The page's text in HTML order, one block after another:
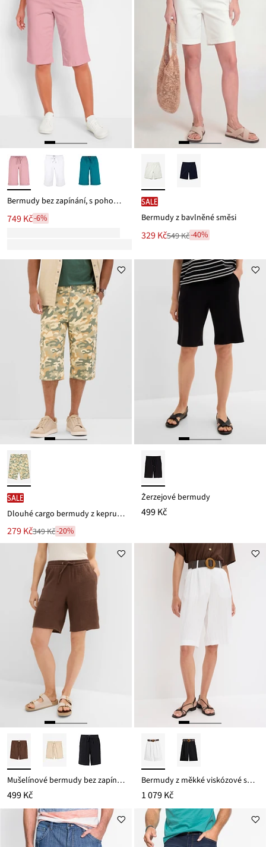
Bermudy bez zapínání, s pohodlným pasem, z bavlněné směsi
749 Kč-6%
SALE
Bermudy z bavlněné směsi
Nová
329 Kč
Zlevněno
ceny
549 Kč-40%
SALE
Dlouhé cargo bermudy z kepru, Loose Fit
Nová
cena
279 Kč
Zlevněno349 Kč-20%
Žerzejové bermudy
499 Kč
Mušelínové bermudy bez zapínání
499 Kč
Bermudy z měkké viskózové směsi
1 079 Kč